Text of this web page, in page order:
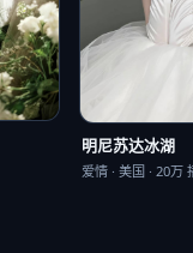
明尼苏达冰湖
爱情 ·美国 · 20万